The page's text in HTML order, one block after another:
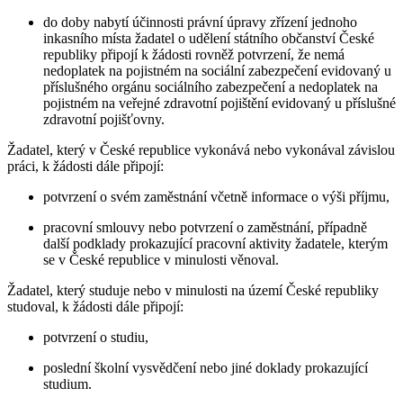
do doby nabytí účinnosti právní úpravy zřízení jednoho
inkasního místa žadatel o udělení státního občanství České
republiky připojí k žádosti rovněž potvrzení, že nemá
nedoplatek na pojistném na sociální zabezpečení evidovaný u
příslušného orgánu sociálního zabezpečení a nedoplatek na
pojistném na veřejné zdravotní pojištění evidovaný u příslušné
zdravotní pojišťovny.
Žadatel, který v České republice vykonává nebo vykonával závislou
práci, k žádosti dále připojí:
potvrzení o svém zaměstnání včetně informace o výši příjmu,
pracovní smlouvy nebo potvrzení o zaměstnání, případně
další podklady prokazující pracovní aktivity žadatele, kterým
se v České republice v minulosti věnoval.
Žadatel, který studuje nebo v minulosti na území České republiky
studoval, k žádosti dále připojí:
potvrzení o studiu,
poslední školní vysvědčení nebo jiné doklady prokazující
studium.